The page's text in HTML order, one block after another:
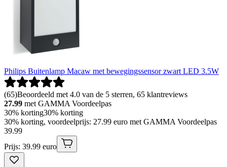
Philips Buitenlamp Macaw met bewegingssensor zwart LED 3.5W
(65)Beoordeeld met 4.0 van de 5 sterren, 65 klantreviews
27.99 met GAMMA Voordeelpas
30% korting30% korting
30% korting, voordeelprijs: 27.99 euro met GAMMA Voordeelpas
39.99
Prijs: 39.99 euro